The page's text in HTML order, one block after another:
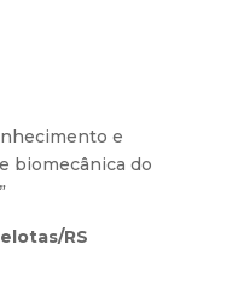
e
biomecânica do
RS